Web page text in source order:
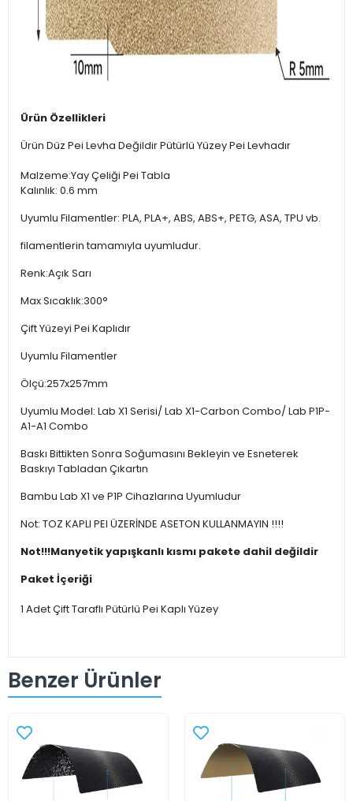
Ürün Özellikleri
Ürün Düz Pei Levha Değildir Pütürlü Yüzey Pei Levhadır
Malzeme:Yay Çeliği Pei Tabla
Kalınlık: 0.6 mm
Uyumlu Filamentler: PLA, PLA+, ABS, ABS+, PETG, ASA, TPU vb.
filamentlerin tamamıyla uyumludur.
Renk:Açık Sarı
Max Sıcaklık:300°
Çift Yüzeyi Pei Kaplıdır
Uyumlu Filamentler
Ölçü:257x257mm
Uyumlu Model: Lab X1 Serisi/ Lab X1-Carbon Combo/ Lab P1P-
A1-A1 Combo
Baskı Bittikten Sonra Soğumasını Bekleyin ve Esneterek
Baskıyı Tabladan Çıkartın
Bambu Lab X1 ve P1P Cihazlarına Uyumludur
Not: TOZ KAPLI PEI ÜZERİNDE ASETON KULLANMAYIN !!!!
Not!!!Manyetik yapışkanlı kısmı pakete dahil değildir
Paket İçeriği
1 Adet Çift Taraflı Pütürlü Pei Kaplı Yüzey
Benzer Ürünler